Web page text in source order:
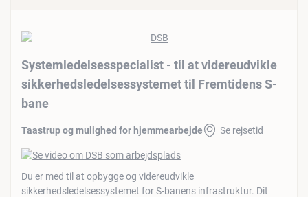
Systemledelsesspecialist - til at videreudvikle
sikkerhedsledelsessystemet til Fremtidens S-
bane
Taastrup og mulighed for hjemmearbejde Se rejsetid
Du er med til at opbygge og videreudvikle
sikkerhedsledelsessystemet for S-banens infrastruktur. Dit